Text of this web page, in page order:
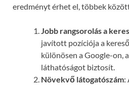
eredményt érhet el, többek
Jobb rangsorolás a
javított pozíciója a
különösen a Google-on,
láthatóságot biztosít.
Növekvő látogatószám: